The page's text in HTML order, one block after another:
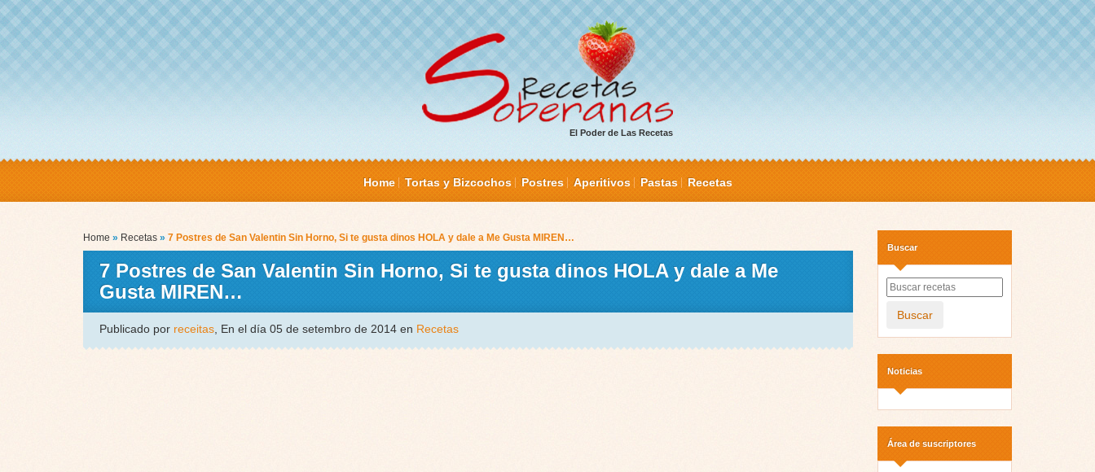
El Poder de Las Recetas
Home Tortas y Bizcochos Postres Aperitivos Pastas Recetas
Home » Recetas » 7 Postres de San Valentin Sin Horno, Si te gusta dinos HOLA y dale a Me Gusta MIREN…
7 Postres de San Valentin Sin Horno, Si te gusta dinos HOLA y dale a Me
Gusta MIREN…
Publicado por receitas , En el día 05 de setembro de 2014 en Recetas
Buscar
Buscar
Noticias
Área de suscriptores